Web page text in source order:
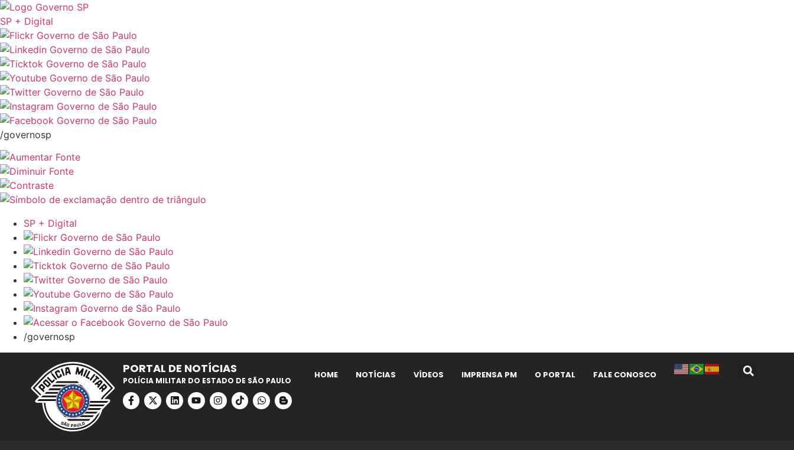
SP + Digital
/governosp
SP + Digital
/governosp
PORTAL DE NOTÍCIAS
POLÍCIA MILITAR DO ESTADO DE SÃO PAULO
HOME NOTÍCIAS VÍDEOS IMPRENSA PM O PORTAL FALE CONOSCO